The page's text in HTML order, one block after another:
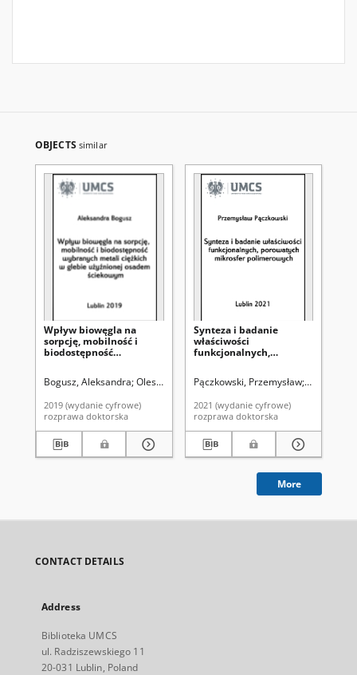
OBJECTS similar
Wpływ biowęgla na
sorpcję, mobilność i
biodostępność
użyźnionej osadem
Bogusz, Aleksandra Oleszczuk, Patryk. Promotor
2019 (wydanie cyfrowe)
rozprawa doktorska
Synteza i badanie
właściwości
funkcjonalnych,
Pączkowski, Przemysław Gawdzik,
2021 (wydanie cyfrowe)
rozprawa doktorska
More
CONTACT DETAILS
Address
Biblioteka UMCS
ul. Radziszewskiego 11
20-031 Lublin, Poland